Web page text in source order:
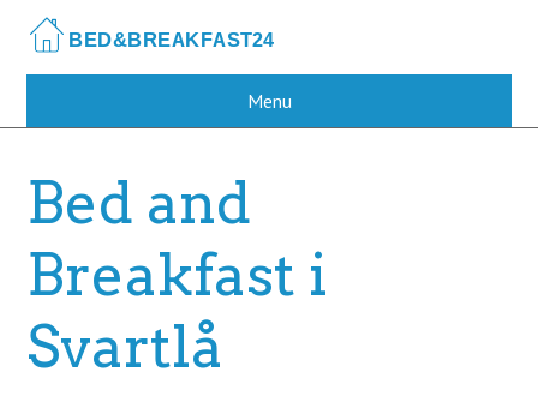
main
Menu
Bed and
Breakfast i
Svartlå